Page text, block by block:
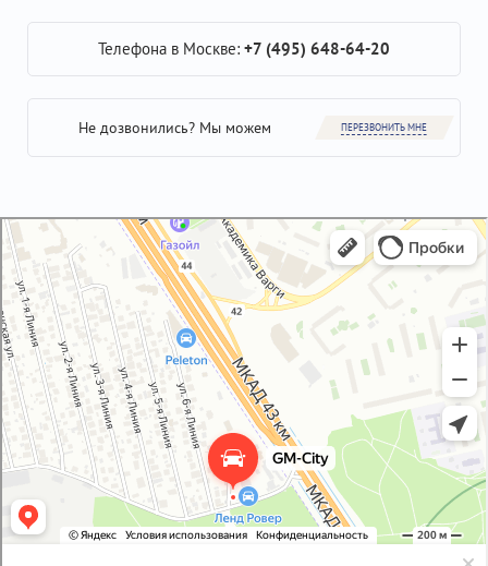
Телефона в Москве: +7 (495) 648-64-20
Не дозвонились? Мы можем ПЕРЕЗВОНИТЬ МНЕ
GM-City&VAG-Repair
Автосервис, автотехцентр в Москве
Магазин автозапчастей и автотоваров в Москве